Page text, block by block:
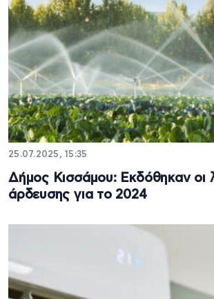
25.07.2025, 15:35
Δήμος Κισσάμου: Εκδόθηκαν οι
άρδευσης για το 2024